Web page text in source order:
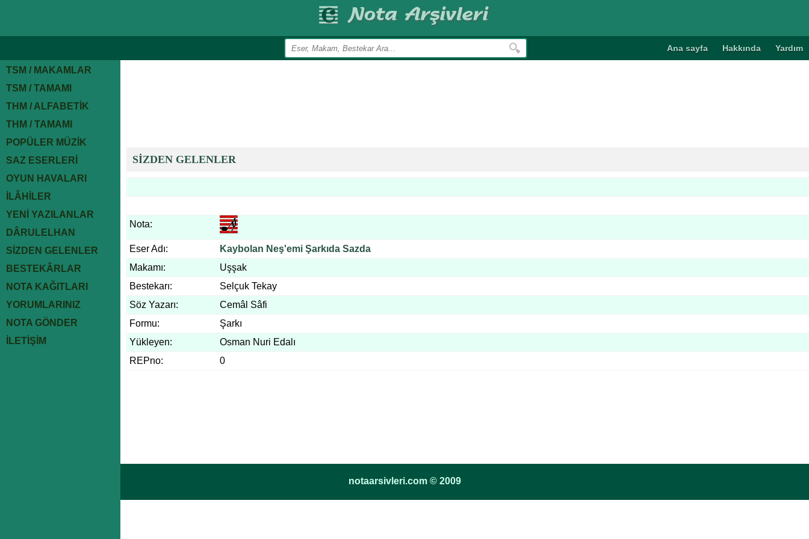
Ana sayfa Hakkında Yardım
TSM / MAKAMLAR
TSM / TAMAMI
THM / ALFABETİK
THM / TAMAMI
POPÜLER MÜZİK
SAZ ESERLERİ
OYUN HAVALARI
İLÂHİLER
YENİ YAZILANLAR
DÂRULELHAN
SİZDEN GELENLER
BESTEKÂRLAR
NOTA KAĞITLARI
YORUMLARINIZ
NOTA GÖNDER
İLETİŞİM
SİZDEN GELENLER
Nota:
Eser Adı:
Kaybolan Neş'emi Şarkıda Sazda
Makamı:
Uşşak
Bestekarı:
Selçuk Tekay
Söz Yazarı:
Cemâl Sâfi
Formu:
Şarkı
Yükleyen:
Osman Nuri Edalı
REPno:
0
notaarsivleri.com © 2009